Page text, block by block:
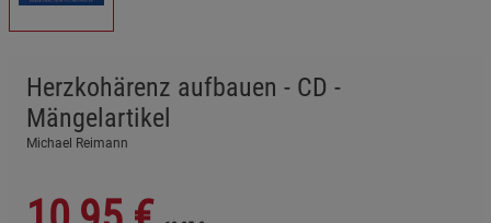
Herzkohärenz aufbauen - CD -
Mängelartikel
Michael Reimann